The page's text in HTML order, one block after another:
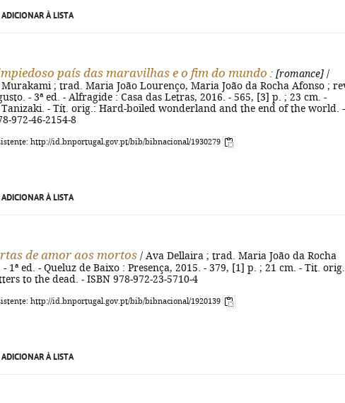
ADICIONAR À LISTA
país das maravilhas e o fim do mundo : [romance] /
; trad. Maria João Lourenço, Maria João da Rocha Afonso ;
- 3ª ed. - Alfragide : Casa das Letras, 2016. - 565, [3] p. ; 23 cm. -
Tanizaki. - Tít. orig.: Hard-boiled wonderland and the end of the world. -
972-46-2154-8
http://id.bnportugal.gov.pt/bib/bibnacional/1930279
ADICIONAR À LISTA
de amor aos mortos / Ava Dellaira ; trad. Maria João da Rocha
- 1ª ed. - Queluz de Baixo : Presença, 2015. - 379, [1] p. ; 21 cm. - Tit.
to the dead. - ISBN 978-972-23-5710-4
http://id.bnportugal.gov.pt/bib/bibnacional/1920139
ADICIONAR À LISTA